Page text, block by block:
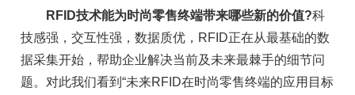
RFID技术能为时尚零售终端带来哪些新的价值?科
技感强，交互性强，数据质优，RFID正在从最基础的数
据采集开始，帮助企业解决当前及未来最棘手的细节问
题。对此我们看到“未来RFID在时尚零售终端的应用目标